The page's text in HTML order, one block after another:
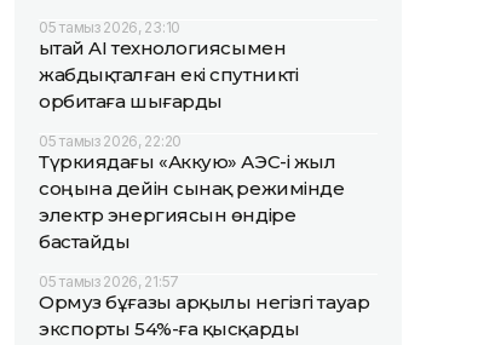
05 тамыз 2026, 23:10
Қытай AI технологиясымен
жабдықталған екі спутникті
орбитаға шығарды
05 тамыз 2026, 22:20
Түркиядағы «Аккую» АЭС-і жыл
соңына дейін сынақ режимінде
электр энергиясын өндіре
бастайды
05 тамыз 2026, 21:57
Ормуз бұғазы арқылы негізгі тауар
экспорты 54%-ға қысқарды